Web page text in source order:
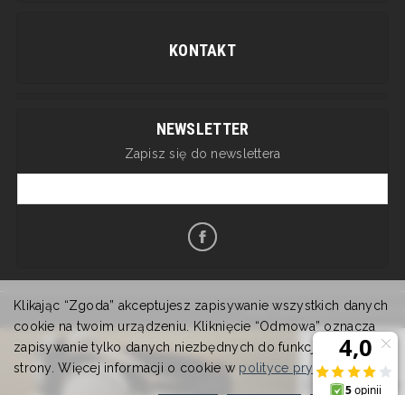
KONTAKT
NEWSLETTER
Zapisz się do newslettera
Sklep internetowy SOTESHOP AI
Klikając “Zgoda” akceptujesz zapisywanie wszystkich danych
cookie na twoim urządzeniu. Kliknięcie “Odmowa” oznacza
zapisywanie tylko danych niezbędnych do funkcjonowania
strony. Więcej informacji o cookie w polityce prywatności.